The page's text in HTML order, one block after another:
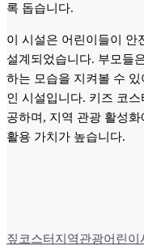
록 돕습니다.
이 시설은 어린이들이 안
설계되었습니다. 부모들
하는 모습을 지켜볼 수
인 시설입니다. 키즈 코
공하며, 지역 관광 활성
활용 가치가 높습니다.
짚코스터 지역관광어린이